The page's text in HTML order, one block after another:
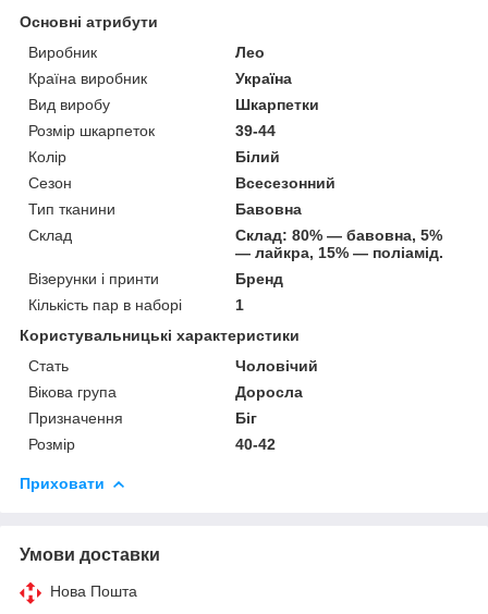
Основні атрибути
Виробник
Лео
Країна виробник
Україна
Вид виробу
Шкарпетки
Розмір шкарпеток
39-44
Колір
Білий
Сезон
Всесезонний
Тип тканини
Бавовна
Склад
Склад: 80% — бавовна, 5%
— лайкра, 15% — поліамід.
Візерунки і принти
Бренд
Кількість пар в наборі
1
Користувальницькі характеристики
Стать
Чоловічий
Вікова група
Доросла
Призначення
Біг
Розмір
40-42
Приховати
Умови доставки
Нова Пошта